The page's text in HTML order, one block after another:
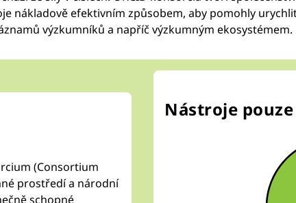
nákladově efektivním způsobem, aby pomohly
výzkumníků a napříč výzkumným ekosystémem.
(Consortium
prostředí a národní
schopné
Nástroje